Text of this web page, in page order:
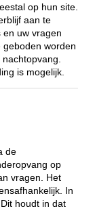
op hun site.
aan te
uw vragen
geboden worden
is mogelijk.
de
op
vragen. Het
In
houdt in dat